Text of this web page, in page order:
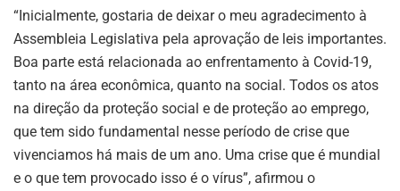
“Inicialmente, gostaria de deixar o meu agradecimento à
Assembleia Legislativa pela aprovação de leis importantes.
Boa parte está relacionada ao enfrentamento à Covid-19,
tanto na área econômica, quanto na social. Todos os atos
na direção da proteção social e de proteção ao emprego,
que tem sido fundamental nesse período de crise que
vivenciamos há mais de um ano. Uma crise que é mundial
e o que tem provocado isso é o vírus”, afirmou o